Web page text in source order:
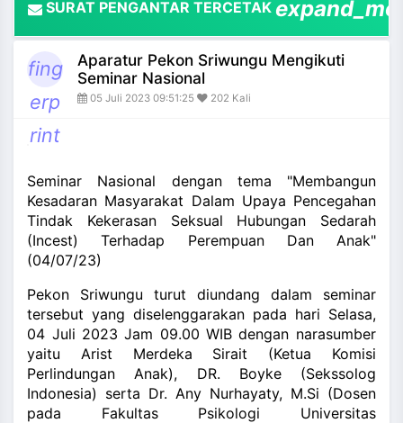
SURAT PENGANTAR TERCETAK
fing
erp
rint
Aparatur Pekon Sriwungu Mengikuti
Seminar Nasional
05 Juli 2023 09:51:25 202 Kali
Seminar Nasional dengan tema "Membangun
Kesadaran Masyarakat Dalam Upaya Pencegahan
Tindak Kekerasan Seksual Hubungan Sedarah
(Incest) Terhadap Perempuan Dan Anak"
(04/07/23)
Pekon Sriwungu turut diundang dalam seminar
tersebut yang diselenggarakan pada hari Selasa,
04 Juli 2023 Jam 09.00 WIB dengan narasumber
yaitu Arist Merdeka Sirait (Ketua Komisi
Perlindungan Anak), DR. Boyke (Sekssolog
Indonesia) serta Dr. Any Nurhayaty, M.Si (Dosen
pada Fakultas Psikologi Universitas